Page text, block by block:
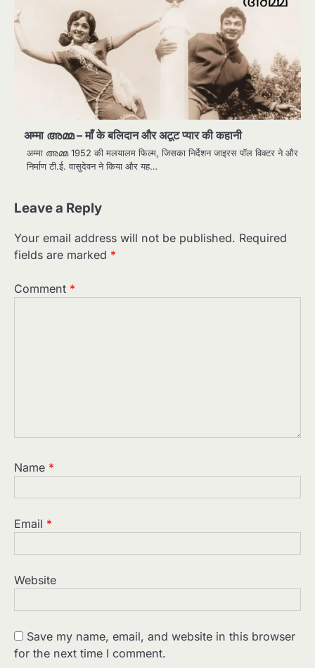
अम्मा അമ്മ – माँ के बलिदान और अटूट प्यार की कहानी
अम्मा അമ്മ 1952 की मलयालम फिल्म, जिसका निर्देशन जाइरस पॉल विक्टर ने और
निर्माण टी.ई. वासुदेवन ने किया और यह…
Leave a Reply
Your email address will not be published. Required
fields are marked *
Comment *
Name *
Email *
Website
Save my name, email, and website in this browser
for the next time I comment.
2
पसीने और खून से लिखी गई मूक सिनेमा की कहानी: